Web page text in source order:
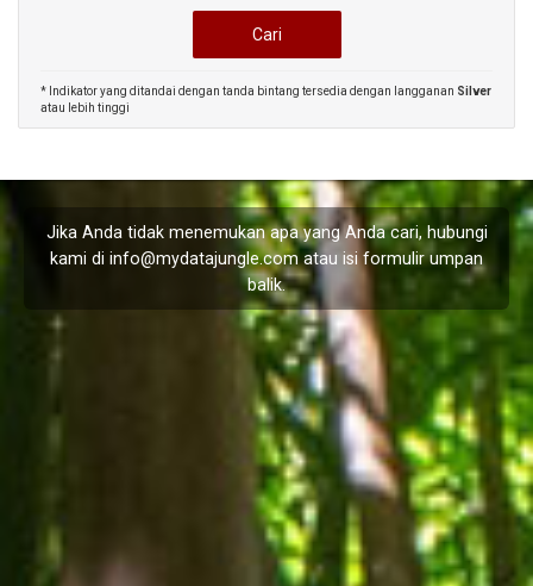
* Indikator yang ditandai dengan tanda bintang tersedia dengan langganan Silver
atau lebih tinggi
Jika Anda tidak menemukan apa yang Anda cari, hubungi
kami di info@mydatajungle.comatau isi formulirumpan
balik.